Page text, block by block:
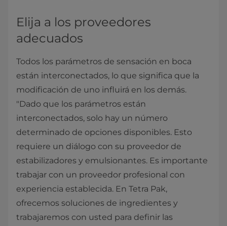
Elija a los proveedores
adecuados
Todos los parámetros de sensación en boca
están interconectados, lo que significa que la
modificación de uno influirá en los demás.
"Dado que los parámetros están
interconectados, solo hay un número
determinado de opciones disponibles. Esto
requiere un diálogo con su proveedor de
estabilizadores y emulsionantes. Es importante
trabajar con un proveedor profesional con
experiencia establecida. En Tetra Pak,
ofrecemos soluciones de ingredientes y
trabajaremos con usted para definir las